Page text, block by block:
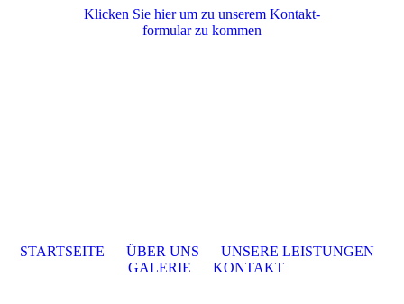
Klicken Sie hier um zu unserem Kon­takt­
for­mu­lar zu kommen
STARTSEITE ÜBER UNS
UNSERE LEISTUNGEN
GALERIE
KONTAKT